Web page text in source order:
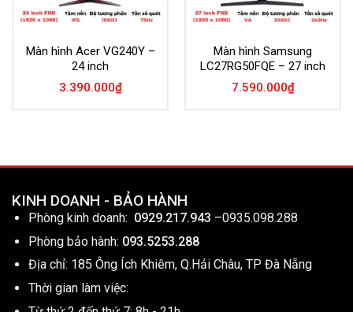
Màn hình Acer VG240Y –
24 inch
3.390.000₫
Màn hình Samsung
LC27RG50FQE – 27 inch
7.590.000₫
KINH DOANH - BẢO HÀNH
Phòng kinh doanh: 0929.217.943 –0935.098.288
Phòng bảo hành: 093.5253.288
Địa chỉ: 185 Ông Ích Khiêm, Q.Hải Châu, TP Đà Nẵng
Thời gian làm việc: